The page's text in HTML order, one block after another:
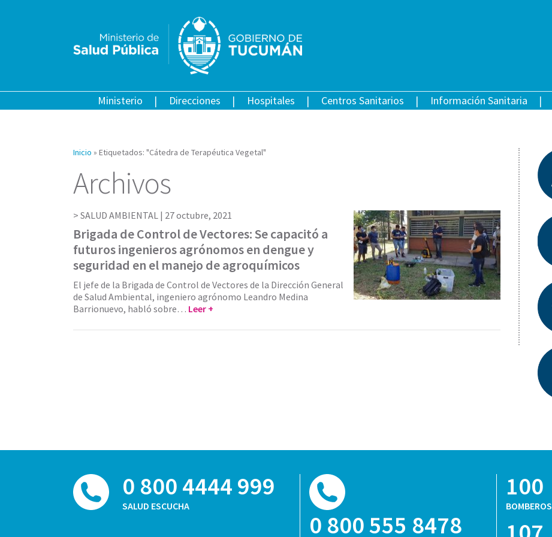
Ministerio Direcciones Hospitales Centros Sanitarios Información Sanitaria
Inicio » Etiquetados: "Cátedra de Terapéutica Vegetal"
Archivos
SALUD AMBIENTAL | 27 octubre, 2021
Brigada de Control de Vectores: Se capacitó a
futuros ingenieros agrónomos en dengue y
seguridad en el manejo de agroquímicos
El jefe de la Brigada de Control de Vectores de la Dirección General
de Salud Ambiental, ingeniero agrónomo Leandro Medina
Barrionuevo, habló sobre… Leer +
0 800 4444 999
SALUD ESCUCHA
0 800 555 8478
100
BOMBEROS